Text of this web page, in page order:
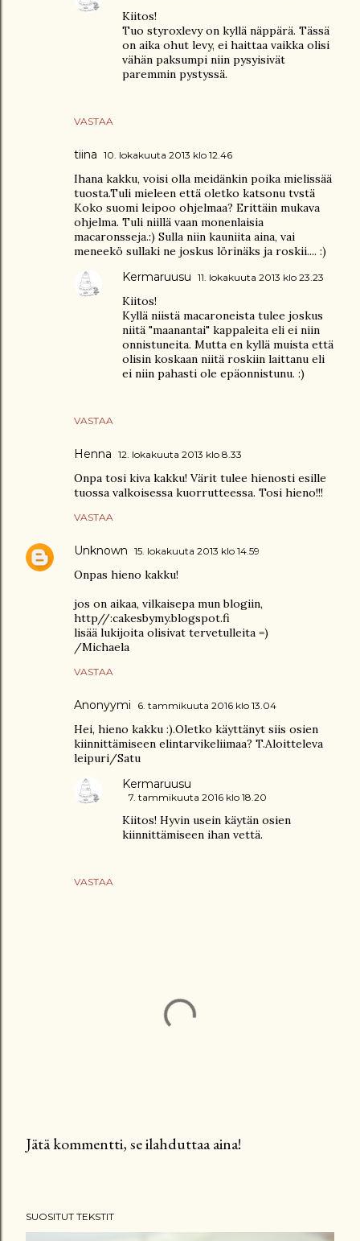
VASTAA
Kiitos!
Tuo styroxlevy on kyllä näppärä. Tässä
on aika ohut levy, ei haittaa vaikka olisi
vähän paksumpi niin pysyisivät
paremmin pystyssä.
tiina 10. lokakuuta 2013 klo 12.46
Ihana kakku, voisi olla meidänkin poika mielissää
tuosta.Tuli mieleen että oletko katsonu tvstä
Koko suomi leipoo ohjelmaa? Erittäin mukava
ohjelma. Tuli niillä vaan monenlaisia
macaronsseja.:) Sulla niin kauniita aina, vai
meneekö sullaki ne joskus lörinäks ja roskii.... :)
VASTAA
Kermaruusu 11. lokakuuta 2013 klo 23.23
Kiitos!
Kyllä niistä macaroneista tulee joskus
niitä "maanantai" kappaleita eli ei niin
onnistuneita. Mutta en kyllä muista että
olisin koskaan niitä roskiin laittanu eli
ei niin pahasti ole epäonnistunu. :)
Henna 12. lokakuuta 2013 klo 8.33
Onpa tosi kiva kakku! Värit tulee hienosti esille
tuossa valkoisessa kuorrutteessa. Tosi hieno!!!
VASTAA
Unknown 15. lokakuuta 2013 klo 14.59
Onpas hieno kakku!
jos on aikaa, vilkaisepa mun blogiin,
http//:cakesbymy.blogspot.fi
lisää lukijoita olisivat tervetulleita =)
/Michaela
VASTAA
Anonyymi 6. tammikuuta 2016 klo 13.04
Hei, hieno kakku :).Oletko käyttänyt siis osien
kiinnittämiseen elintarvikeliimaa? T.Aloitteleva
leipuri/Satu
VASTAA
Kermaruusu
7. tammikuuta 2016 klo 18.20
Kiitos! Hyvin usein käytän osien
kiinnittämiseen ihan vettä.
e
Jätä kommentti, se ilahduttaa aina!
SUOSITUT TEKSTIT